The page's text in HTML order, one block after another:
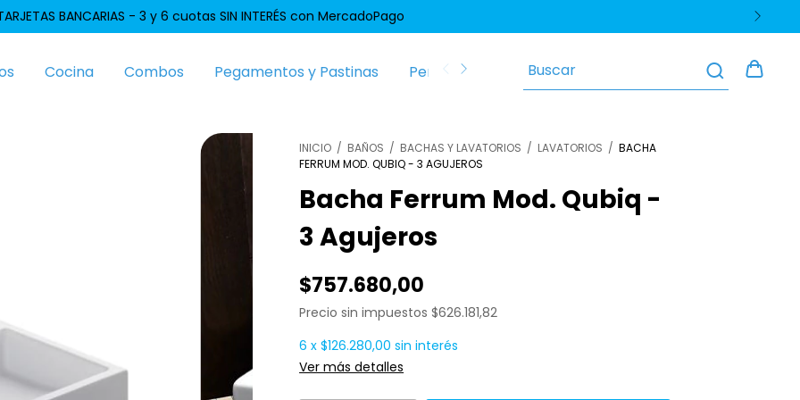
BANCARIAS - 3 y 6 cuotas SIN INTERÉS con MercadoPago
Cocina Combos Pegamentos y Pastinas Perfiles y Zócalos Pisos y Revestimientos
INICIO / BAÑOS / BACHAS Y LAVATORIOS / LAVATORIOS / BACHA
FERRUM MOD. QUBIQ - 3 AGUJEROS
Bacha Ferrum Mod. Qubiq -
3 Agujeros
$757.680,00
Precio sin impuestos$626.181,82
6 x$126.280,00 sin interés
Ver más detalles